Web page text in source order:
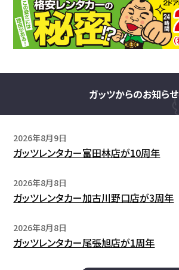
ガッツからのお知らせ
2026年8月9日
ガッツレンタカー富田林店が10周年
2026年8月8日
ガッツレンタカー加古川野口店が3周年
2026年8月8日
ガッツレンタカー尾張旭店が1周年